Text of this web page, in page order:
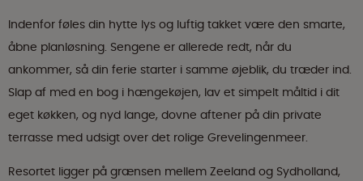
Indenfor føles din hytte lys og luftig takket være den smarte,
åbne planløsning. Sengene er allerede redt, når du
ankommer, så din ferie starter i samme øjeblik, du træder ind.
Slap af med en bog i hængekøjen, lav et simpelt måltid i dit
eget køkken, og nyd lange, dovne aftener på din private
terrasse med udsigt over det rolige Grevelingenmeer.
Resortet ligger på grænsen mellem Zeeland og Sydholland,